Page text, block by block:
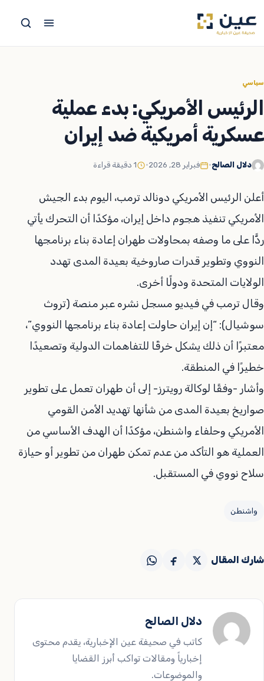
إلى
سياسي
الرئيس الأمريكي: بدء عملية
عسكرية أمريكية ضد إيران
دلال الصالح• فبراير 28, 2026 • 1 دقيقة قراءة
أعلن الرئيس الأمريكي دونالد ترمب، اليوم بدء الجيش
الأمريكي تنفيذ هجوم داخل إيران، مؤكدًا أن التحرك يأتي
ردًّا على ما وصفه بمحاولات طهران إعادة بناء برنامجها
النووي وتطوير قدرات صاروخية بعيدة المدى تهدد
الولايات المتحدة ودولًا أخرى.
وقال ترمب في فيديو مسجل نشره عبر منصة (تروث
سوشيال): “إن إيران حاولت إعادة بناء برنامجها النووي”،
معتبرًا أن ذلك يشكل خرقًا للتفاهمات الدولية وتصعيدًا
خطيرًا في المنطقة.
وأشار -وفقًا لوكالة رويترز- إلى أن طهران تعمل على تطوير
صواريخ بعيدة المدى من شأنها تهديد الأمن القومي
الأمريكي وحلفاء واشنطن، مؤكدًا أن الهدف الأساسي من
العملية هو التأكد من عدم تمكن طهران من تطوير أو حيازة
سلاح نووي في المستقبل.
واشنطن
شارك المقال
دلال الصالح
كاتب في صحيفة عين الإخبارية، يقدم محتوى
إخبارياً ومقالات تواكب أبرز القضايا
والموضوعات.